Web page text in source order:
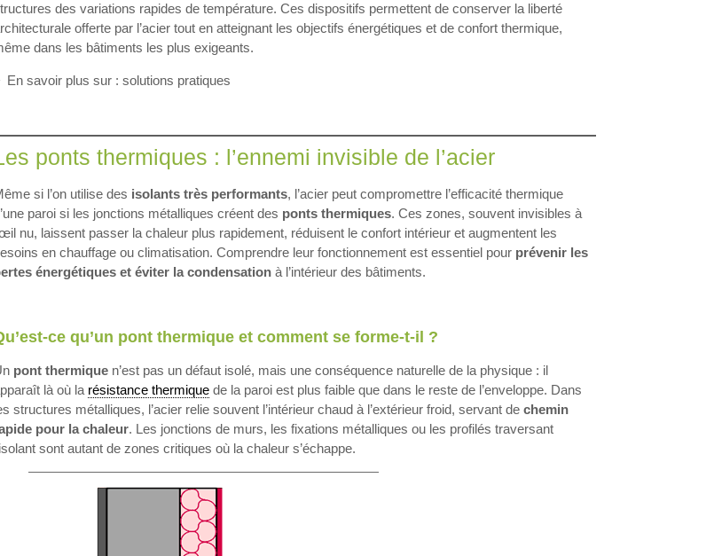
des variations rapides de température. Ces dispositifs permettent de conserver la liberté
offerte par l’acier tout en atteignant les objectifs énergétiques et de confort thermique,
dans les bâtiments les plus exigeants.
En savoir plus sur : solutions pratiques
ponts thermiques : l’ennemi invisible de l’acier
si l’on utilise des isolants très performants, l’acier peut compromettre l’efficacité thermique
paroi si les jonctions métalliques créent des ponts thermiques. Ces zones, souvent invisibles à
nu, laissent passer la chaleur plus rapidement, réduisent le confort intérieur et augmentent les
en chauffage ou climatisation. Comprendre leur fonctionnement est essentiel pour prévenir les
énergétiques et éviter la condensationà l’intérieur des bâtiments.
ce qu’un pont thermique et comment se forme-t-il ?
pont thermiquen’est pas un défaut isolé, mais une conséquence naturelle de la physique : il
là où la résistance thermiquede la paroi est plus faible que dans le reste de l’enveloppe. Dans
structures métalliques, l’acier relie souvent l’intérieur chaud à l’extérieur froid, servant de chemin
pour la chaleur. Les jonctions de murs, les fixations métalliques ou les profilés traversant
sont autant de zones critiques où la chaleur s’échappe.